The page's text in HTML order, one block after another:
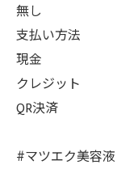
無し
支払い方法
現金
クレジット
QR決済
#マツエク美容液